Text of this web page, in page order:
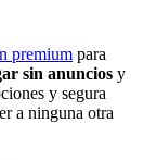
premium para
sin anuncios y
y segura
a ninguna otra